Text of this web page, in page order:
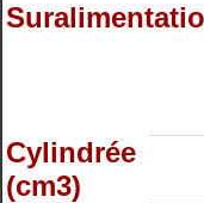
Cylindrée
(cm3)